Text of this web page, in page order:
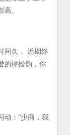
。
间久， 近期终
的谭松韵，你
动：“少商，我